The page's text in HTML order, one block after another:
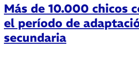
Más de 10.000 chicos
el período de
secundaria